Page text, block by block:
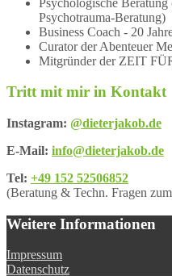
Psychotrauma-Beratung)
Business Coach - 20
Curator der Abenteuer
Mitgründer der ZEIT
Tritt mit mir in Kontakt
Instagram: @dieterjakob.de
E-Mail: info@dieterjakob.de
Tel: +49 152 52506852
(Beratung & Techn. Fragen
Weitere Informationen
Impressum
Datenschutz